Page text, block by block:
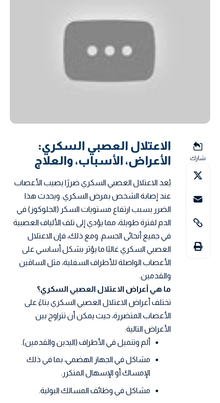
شارك
الاعتلال العصبي السكري:
الأعراض، الأسباب، والعلاج
يُعد الاعتلال العصبي السكري ضررًا يصيب الأعصاب
عند إصابة الشخص بمرض السكري. ويحدث هذا
الضرر بسبب ارتفاع مستويات السكر (الجلوكوز) في
الدم لفترة طويلة، مما يؤدي إلى تلف الألياف العصبية
في جميع أنحائى الجسم. ومع ذلك، فإن الاعتلال
العصبي السكري غالبًا ما يؤثر بشكل أساسي على
الأعصاب الواصلة للأطراف السفلية، مثل الساقين
والقدمين.
ما هي أعراض الاعتلال العصبي السكري؟
تختلف أعراض الاعتلال العصبي السكري بناءً على
الأعصاب المتضررة، حيث يمكن أن تتراوح بين
الأعراض التالية:
ألم وتنميل في الأطراف (اليدين والقدمين).
مشاكل في الجهاز الهضمي، بما في ذلك
الإمساك أو الإسهال المتكرر.
مشاكل في وظائف المسالك البولية.